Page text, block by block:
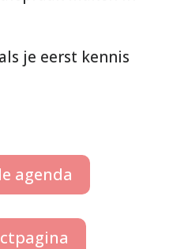
je eerst kennis
agenda